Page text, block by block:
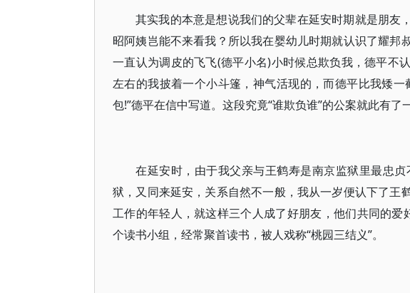
其实我的本意是想说我们的父辈在延安时期就是朋友
昭阿姨岂能不来看我？所以我在婴幼儿时期就认识了耀邦
一直认为调皮的飞飞(德平小名)小时候总欺负我，德平不
左右的我披着一个小斗篷，神气活现的，而德平比我矮
包!”德平在信中写道。这段究竟“谁欺负谁”的公案就此有了
在延安时，由于我父亲与王鹤寿是南京监狱里最忠
狱，又同来延安，关系自然不一般，我从一岁便认下了王
工作的年轻人，就这样三个人成了好朋友，他们共同的
个读书小组，经常聚首读书，被人戏称“桃园三结义”。